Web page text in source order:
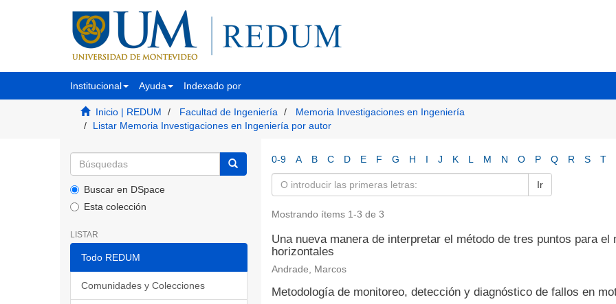
Institucional Ayuda Indexado por
Inicio | REDUM Facultad de Ingeniería
Memoria Investigaciones en Ingeniería
Listar Memoria Investigaciones en Ingeniería por autor
Buscar en DSpace
Esta colección
LISTAR
Todo REDUM
Comunidades y Colecciones
0-9 A B C D E F G H I J K L M N O P Q R S T
Ir
Mostrando ítems 1-3 de 3
Una nueva manera de interpretar el método de tres puntos para el
horizontales
Andrade, Marcos
Metodología de monitoreo, detección y diagnóstico de fallos en